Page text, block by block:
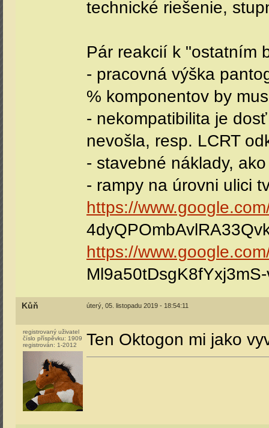
technické riešenie,
Pár reakcií k "ostatním
- pracovná výška
% komponentov by
- nekompatibilita je
nevošla, resp. LCRT
- stavebné náklady,
- rampy na úrovni ulici
https://
https://
Kůň úterý, 05. listopadu 2019 - 18:54:11
registrovaný uživatel
číslo příspěvku: 1909
registrován: 1-2012 Ten Oktogon mi jako